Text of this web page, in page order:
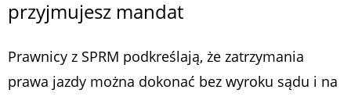
przyjmujesz mandat
Prawnicy z SPRM podkreślają, że zatrzymania
prawa jazdy można dokonać bez wyroku sądu i na